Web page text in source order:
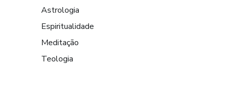
Astrologia
Espiritualidade
Meditação
Teologia